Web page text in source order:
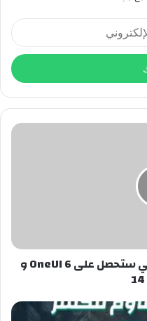
لمحة عن هواتف سامسونج التي ستحصل على OneUI 6 و